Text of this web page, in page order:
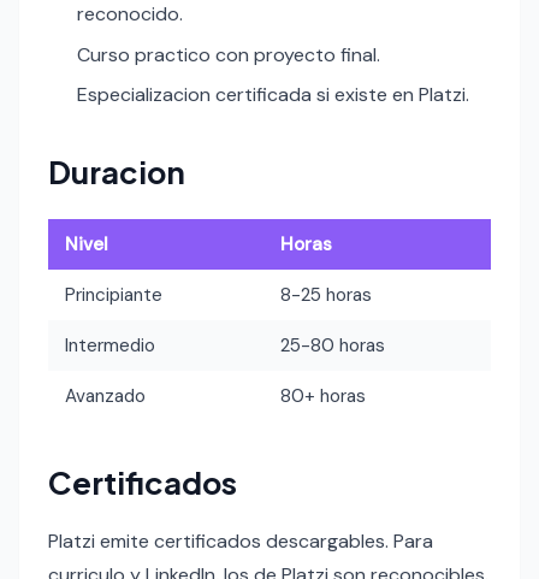
reconocido.
Curso practico con proyecto final.
Especializacion certificada si existe en Platzi.
Duracion
Nivel Horas
Principiante 8-25 horas
Intermedio 25-80 horas
Avanzado 80+ horas
Certificados
Platzi emite certificados descargables. Para